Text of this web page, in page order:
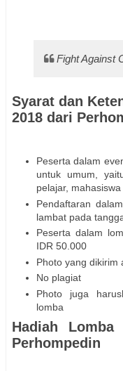
Fight Against
Syarat dan
2018 dari
Peserta dalam
untuk umum,
pelajar,
Pendaftaran
lambat pada
Peserta dalam
IDR 50.000
Photo yang dikirim
No plagiat
Photo juga
lomba
Hadiah
Perhompedin